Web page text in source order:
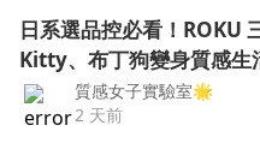
日系選品控必看！ROKU
Kitty、布丁狗變身質感生
質感女子實驗室🌟
2 天前